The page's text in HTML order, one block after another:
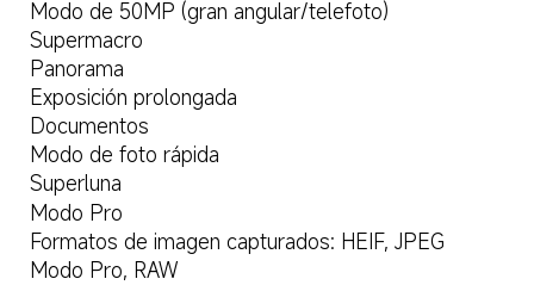
Modo de 50MP (gran angular/telefoto)
Supermacro
Panorama
Exposición prolongada
Documentos
Modo de foto rápida
Superluna
Modo Pro
Formatos de imagen capturados: HEIF, JPEG
Modo Pro, RAW